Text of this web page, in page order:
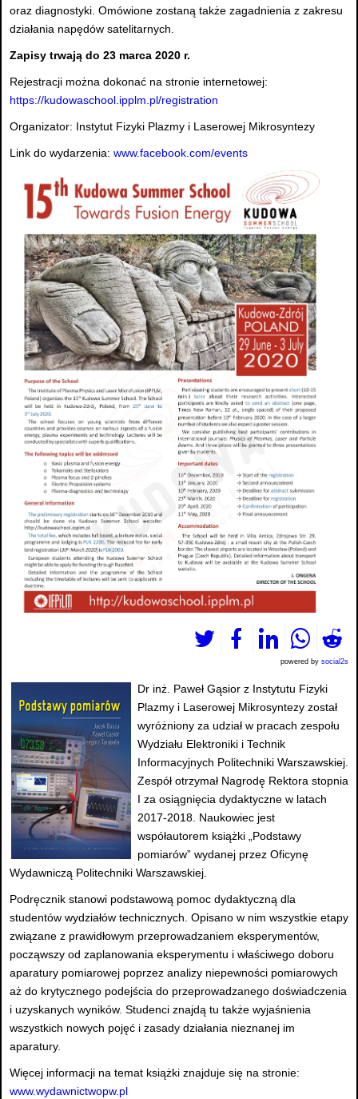
oraz diagnostyki. Omówione zostaną także zagadnienia z zakresu
działania napędów satelitarnych.
Zapisy trwają do 23 marca 2020 r.
Rejestracji można dokonać na stronie internetowej:
https://kudowaschool.ipplm.pl/registration
Organizator: Instytut Fizyki Plazmy i Laserowej Mikrosyntezy
Link do wydarzenia: www.facebook.com/events
powered by social2s
Dr inż. Paweł Gąsior z Instytutu Fizyki
Plazmy i Laserowej Mikrosyntezy został
wyróżniony za udział w pracach zespołu
Wydziału Elektroniki i Technik
Informacyjnych Politechniki Warszawskiej.
Zespół otrzymał Nagrodę Rektora stopnia
I za osiągnięcia dydaktyczne w latach
2017-2018. Naukowiec jest
współautorem książki „Podstawy
pomiarów” wydanej przez Oficynę
Wydawniczą Politechniki Warszawskiej.
Podręcznik stanowi podstawową pomoc dydaktyczną dla
studentów wydziałów technicznych. Opisano w nim wszystkie etapy
związane z prawidłowym przeprowadzaniem eksperymentów,
począwszy od zaplanowania eksperymentu i właściwego doboru
aparatury pomiarowej poprzez analizy niepewności pomiarowych
aż do krytycznego podejścia do przeprowadzanego doświadczenia
i uzyskanych wyników. Studenci znajdą tu także wyjaśnienia
wszystkich nowych pojęć i zasady działania nieznanej im
aparatury.
Więcej informacji na temat książki znajduje się na stronie:
www.wydawnictwopw.pl